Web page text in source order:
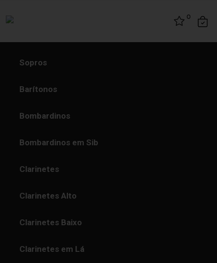
0
Sopros
Barítonos
Bombardinos
Bombardinos em Sib
Clarinetes
Clarinetes Alto
Clarinetes Baixo
Clarinetes em Lá